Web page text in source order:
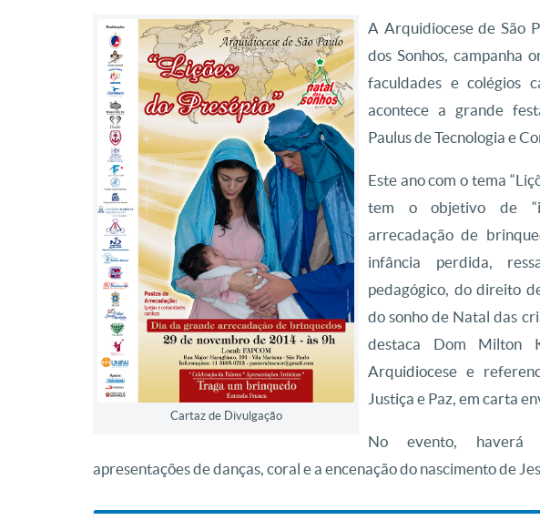
Cartaz de Divulgação
A Arquidiocese de São
dos Sonhos, campanha
faculdades e colégios
acontece a grande
Paulus de Tecnologia e
Este ano com o tema
tem o objetivo de
arrecadação de
infância perdida,
pedagógico, do direito
do sonho de Natal das
destaca Dom Milton
Arquidiocese e
Justiça e Paz, em carta
No evento, haverá
apresentações de danças, coral e a encenação do nascimento de